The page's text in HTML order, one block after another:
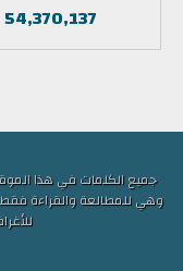
54,370,137
جميع الكلمات في هذا
وهي للمطالعة والقراءة